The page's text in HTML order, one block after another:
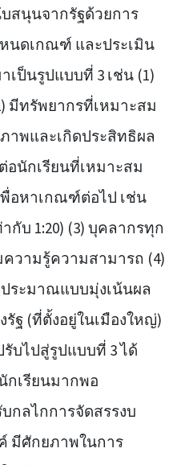
สนุนจากรัฐด้วยการ
นดเกณฑ์ และประเมิน
เป็นรูปแบบที่ 3 เช่น (1)
มีทรัพยากรที่เหมาะสม
าพและเกิดประสิทธิผล
นักเรียนที่เหมาะสม
อหาเกณฑ์ต่อไป เช่น
กับ 1:20) (3) บุคลากรทุก
วามรู้ความสามารถ (4)
ประมาณแบบมุ่งเน้นผล
รัฐ (ที่ตั้งอยู่ในเมืองใหญ่)
บไปสู่รูปแบบที่ 3 ได้
กเรียนมากพอ
บกลไกการจัดสรรงบ
มีศักยภาพในการ